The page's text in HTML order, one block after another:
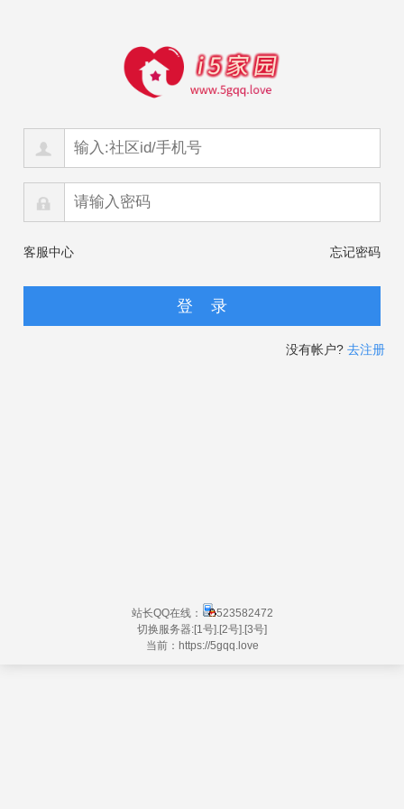
客服中心 忘记密码
没有帐户? 去注册
站长QQ在线：
523582472
切换服务器:[1号] [2号] [3号]
当前：https://5gqq.love